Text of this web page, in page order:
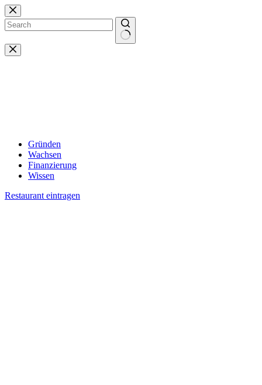
Zum
Inhalt
springen
Keine
Ergebnisse
Gründen
Wachsen
Finanzierung
Wissen
Restaurant eintragen